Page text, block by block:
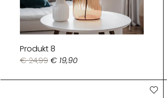
Produkt 8
€ 24,99 € 19,90